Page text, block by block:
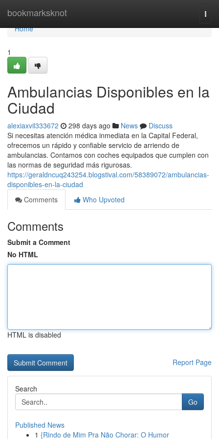
bookmarksknot
Home
Home
1
Ambulancias Disponibles en la
Ciudad
alexiaxvil333672 298 days ago News
Discuss
Si necesitas atención médica inmediata en la Capital Federal,
ofrecemos un rápido y confiable servicio de arriendo de
ambulancias. Contamos con coches equipados que cumplen con
las normas de seguridad más rigurosas.
https://geraldncuq243254.blogstival.com/58389072/ambulancias-
disponibles-en-la-ciudad
Comments
Who Upvoted
Comments
Submit a Comment
No HTML
HTML is disabled
Report Page
Search
Go
Published News
1 {Rindo de Mim Pra Não Chorar: O Humor